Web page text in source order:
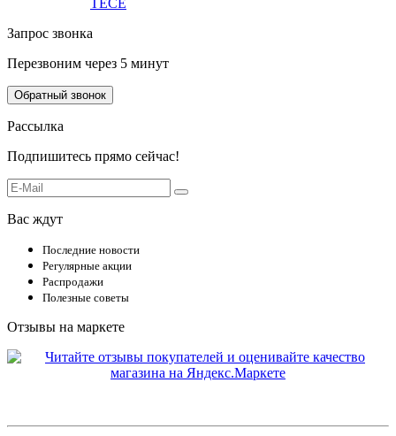
TECE
Запрос звонка
Перезвоним через 5 минут
Обратный звонок
Рассылка
Подпишитесь прямо сейчас!
Вас ждут
Последние новости
Регулярные акции
Распродажи
Полезные советы
Отзывы на маркете